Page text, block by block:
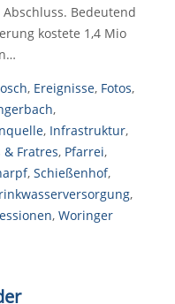
Bedeutend
kostete 1,4 Mio
, Ereignisse, Fotos,
,
, Infrastruktur,
& Fratres, Pfarrei,
, Schießenhof,
,
, Woringer